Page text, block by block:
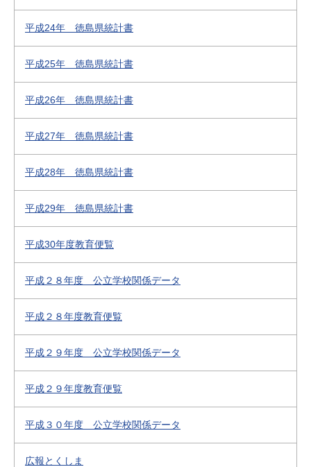
平成24年 徳島県統計書
平成25年 徳島県統計書
平成26年 徳島県統計書
平成27年 徳島県統計書
平成28年 徳島県統計書
平成29年 徳島県統計書
平成30年度教育便覧
平成２８年度 公立学校関係データ
平成２８年度教育便覧
平成２９年度 公立学校関係データ
平成２９年度教育便覧
平成３０年度 公立学校関係データ
広報とくしま